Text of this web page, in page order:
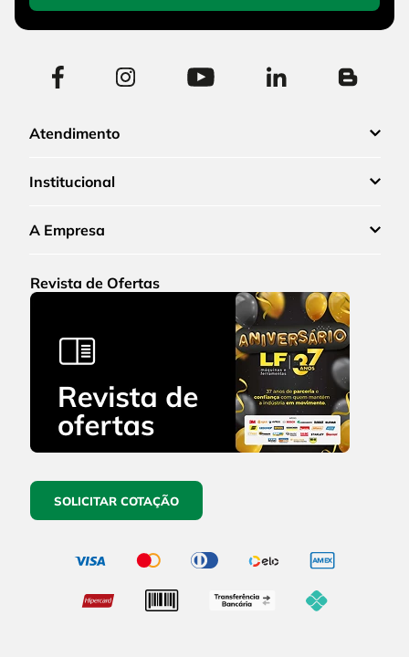
Atendimento
Institucional
A Empresa
Revista de Ofertas
SOLICITAR COTAÇÃO